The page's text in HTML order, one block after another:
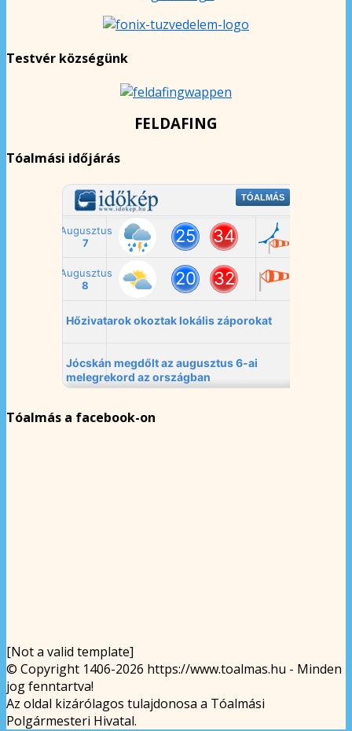
Testvér községünk
FELDAFING
Tóalmási időjárás
Tóalmás a facebook-on
[Not a valid template]
© Copyright 1406-2026 https://www.toalmas.hu - Minden
jog fenntartva!
Az oldal kizárólagos tulajdonosa a Tóalmási
Polgármesteri Hivatal.